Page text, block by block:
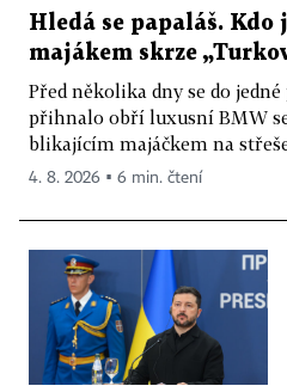
Hledá se papaláš. Kdo
majákem skrze
Před několika dny se do
přihnalo obří luxusní BMW
blikajícím majáčkem na
4. 8. 2026 ▪ 6 min. čtení